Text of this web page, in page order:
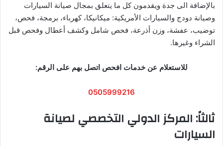
بالإضافة الى جدة ويقدمون كل ما يتعلق بمجال صيانة السيارات
وصيانة دودج والسيارات الأمريكية: ميكانيكا، كهرباء، برمجة، فحص،
توضيب، عفشة، وزن أذرعة، فحص شامل وكشف أعطال وفحص قبل
الشراء وغيرها.
للاستعلام عن خدمات افحص اتصل بهم على الرقم:
0505999216
ثالثاً: المركز الدولي التخصصي لصيانة
السيارات